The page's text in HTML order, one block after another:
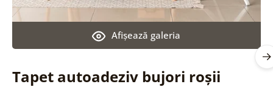
Tapet autoadeziv bujori roșii
Afişează galeria